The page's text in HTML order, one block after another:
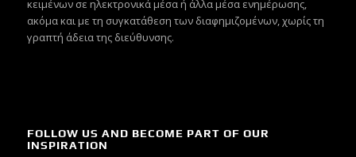
κειμένων σε ηλεκτρονικά μέσα ή άλλα μέσα ενημέρωσης,
ακόμα και με τη συγκατάθεση των διαφημιζομένων, χωρίς τη
γραπτή άδεια της διεύθυνσης.
FOLLOW US AND BECOME PART OF OUR
INSPIRATION